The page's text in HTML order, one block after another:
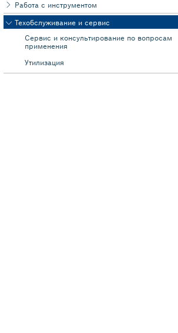
Работа с инструментом
Техобслуживание и сервис
Сервис и консультирование по вопросам
применения
Утилизация